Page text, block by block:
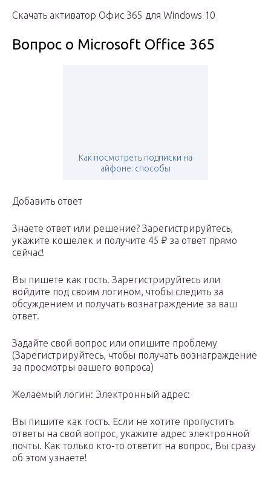
Скачать активатор Офис 365 для Windows 10
Вопрос о Microsoft Office 365
Как посмотреть подписки на
айфоне: способы
Добавить ответ
Знаете ответ или решение? Зарегистрируйтесь,
укажите кошелек и получите 45 ₽ за ответ прямо
сейчас!
Вы пишете как гость. Зарегистрируйтесь или
войдите под своим логином, чтобы следить за
обсуждением и получать вознаграждение за ваш
ответ.
Задайте свой вопрос или опишите проблему
(Зарегистрируйтесь, чтобы получать вознаграждение
за просмотры вашего вопроса)
Желаемый логин: Электронный адрес:
Вы пишите как гость. Если не хотите пропустить
ответы на свой вопрос, укажите адрес электронной
почты. Как только кто-то ответит на вопрос, Вы сразу
об этом узнаете!